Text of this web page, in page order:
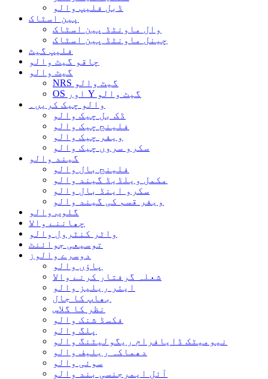
ڈبل فلیپ والو
پین اسٹاک
وال ماونٹڈ پین اسٹاک
چینل ماونٹڈ پین اسٹاک
فلیپ گیٹ
چاقو گیٹ والو
گیٹ والو
NRS گیٹ والو
OS اور Y گیٹ والو
والو چیک کریں۔
ڈک بل چیک والو
فلینج چیک والو
ویفر چیک والو
سکرو سروں چیک والو
گیند والو
فلینج بال والو
مکمل ویلڈیڈ گیند والو
سکرو اینڈ بال والو
ویفر قسم کی گیند والو
گلوب والو
چھاننے والا
واٹر کنٹرول والو
توسیعی جوائنٹ
دوسرے والوز
پاؤں والو
شعلہ گرفتار کرنے والا
ایئر ریلیز والو
بھاپ کا جال
نظر کا گلاس
فکسڈ شنک والو
پلگ والو
نیومیٹک ڈایافرام ریگولیٹنگ والو
دھماکہ ریلیف والو
سوئی والو
آئل ایمرجنسی بند والو